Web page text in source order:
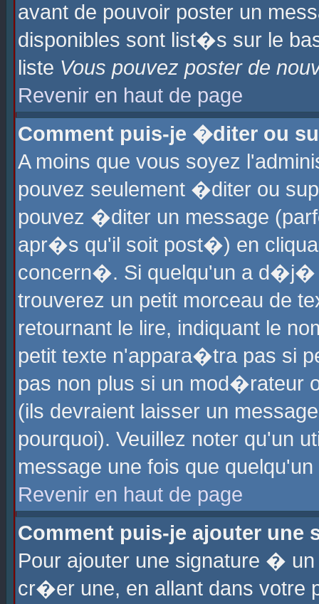
avant de pouvoir poster un
disponibles sont list�s sur le
liste Vous pouvez poster de
Revenir en haut de page
Comment puis-je �diter ou
A moins que vous soyez
pouvez seulement �diter ou
pouvez �diter un message
apr�s qu'il soit post�) en
concern�. Si quelqu'un a
trouverez un petit morceau de
retournant le lire, indiquant le
petit texte n'appara�tra pas si
pas non plus si un mod�rateur
(ils devraient laisser un
pourquoi). Veuillez noter qu'un
message une fois que
Revenir en haut de page
Comment puis-je ajouter une
Pour ajouter une signature �
cr�er une, en allant dans